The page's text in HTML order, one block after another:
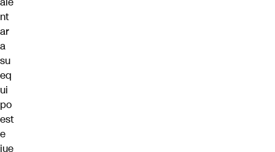
nt
ar
a
su
eq
ui
po
est
e
jue